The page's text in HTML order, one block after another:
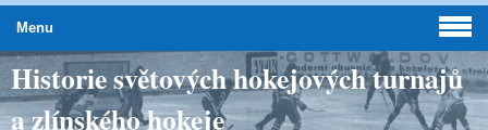
Historie světových hokejových turnajů
a zlínského hokeje
Menu